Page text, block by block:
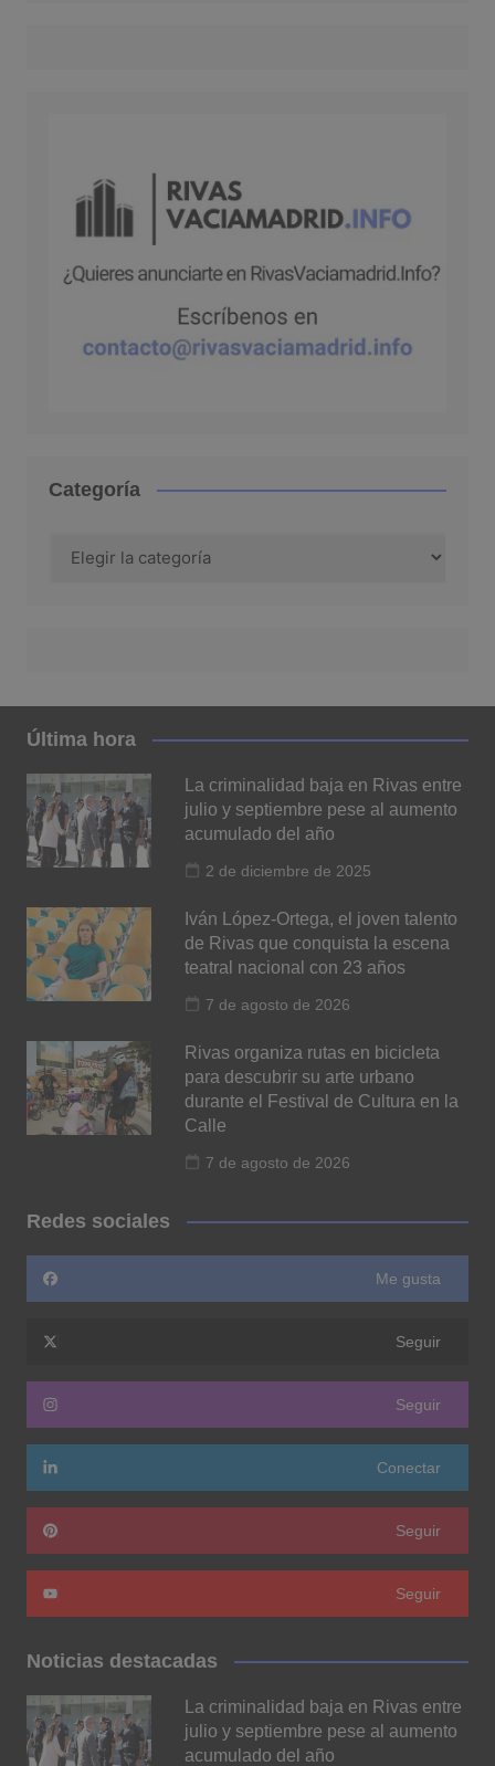
Categoría
Última hora
La criminalidad baja en Rivas entre
julio y septiembre pese al aumento
acumulado del año
2 de diciembre de 2025
Iván López-Ortega, el joven talento
de Rivas que conquista la escena
teatral nacional con 23 años
7 de agosto de 2026
Rivas organiza rutas en bicicleta
para descubrir su arte urbano
durante el Festival de Cultura en la
Calle
7 de agosto de 2026
Redes sociales
Me gusta
Seguir
Seguir
Conectar
Seguir
Seguir
Noticias destacadas
La criminalidad baja en Rivas entre
julio y septiembre pese al aumento
acumulado del año